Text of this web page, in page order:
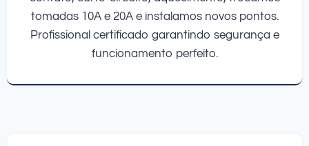
tomadas 10A e 20A e instalamos novos pontos.
Profissional certificado garantindo segurança e
funcionamento perfeito.